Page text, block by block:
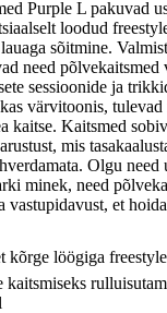
Purple L pakuvad
loodud
sõitmine.
need põlvekaitsmed
sessioonide ja
värvitoonis, tulevad
kaitse. Kaitsmed
mis
Olgu need
minek, need
et
kõrge löögiga
kaitsmiseks